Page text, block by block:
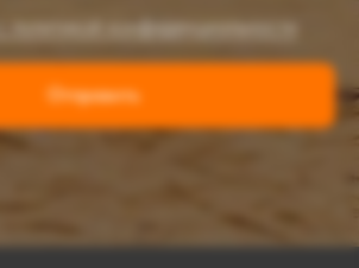
с политикой конфиденциальности
Отправить